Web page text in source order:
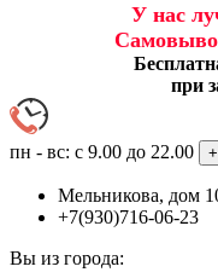
У нас
при
пн - вс: с 9.00 до 22.00
Мельникова, дом
+7(930)716-06-23
Вы из города: